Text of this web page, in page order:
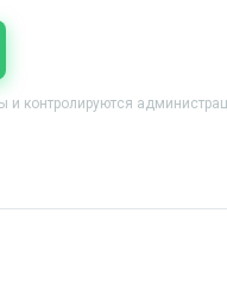
и контролируются